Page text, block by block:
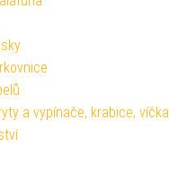
a vypínače, krabice, víčka